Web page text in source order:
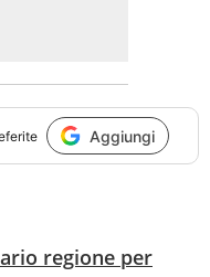
Aggiungi
regione per